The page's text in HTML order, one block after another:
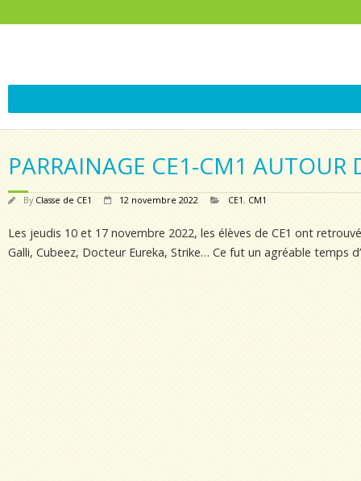
PARRAINAGE CE1-CM1 AUTOUR
By Classe de CE1 12 novembre 2022 CE1, CM1
Les jeudis 10 et 17 novembre 2022, les élèves de CE1 ont
Galli, Cubeez, Docteur Eureka, Strike… Ce fut un agréable temps